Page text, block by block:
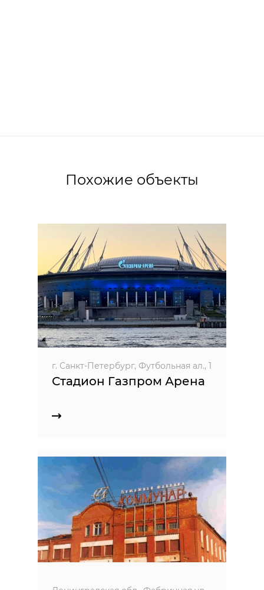
Похожие объекты
г. Санкт-Петербург, Футбольная ал., 1
Стадион Газпром Арена